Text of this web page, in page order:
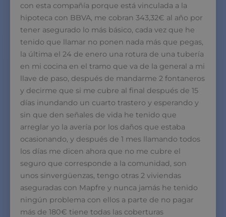
con esta compañía porque está vinculada a la
hipoteca con BBVA, me cobran 343,32€ al año por
tener asegurado lo más básico, cada vez que he
tenido que llamar no ponen nada más que pegas,
la última el 24 de enero una rotura de una tubería
en mi cocina en el tramo que va de la general a mi
llave de paso, después de mandarme 2 fontaneros
y decirme que si me cubre al final después de 15
días inundando un cuarto trastero y esperando y
sin que den señales de vida he tenido que
arreglar yo la avería por los daños que estaba
ocasionando, y después de 1 mes llamando todos
los días me dicen ahora que no me cubre el
seguro que corresponde a la comunidad, son
unos sinvergüenzas, tengo otras 2 viviendas
aseguradas con Mapfre y nunca jamás he tenido
ningún problema con ellos a parte de no pagar
más de 180€ tiene todas las coberturas